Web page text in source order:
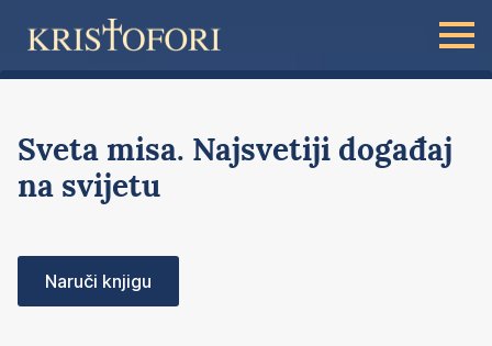
Sveta misa. Najsvetiji događaj
na svijetu
Naruči knjigu